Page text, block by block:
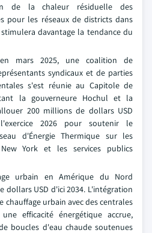
de la chaleur résiduelle des
pour les réseaux de districts dans
davantage la tendance du
mars 2025, une coalition de
syndicaux et de parties
s'est réunie au Capitole de
la gouverneure Hochul et la
200 millions de dollars USD
2026 pour soutenir le
d'Énergie Thermique sur les
York et les services publics
urbain en Amérique du Nord
dollars USD d'ici 2034. L'intégration
chauffage urbain avec des centrales
efficacité énergétique accrue,
boucles d'eau chaude soutenues